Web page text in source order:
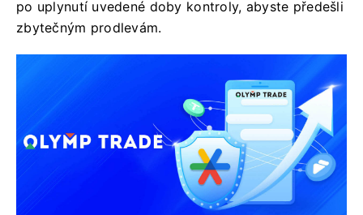
po uplynutí uvedené doby kontroly, abyste předešli
zbytečným prodlevám.